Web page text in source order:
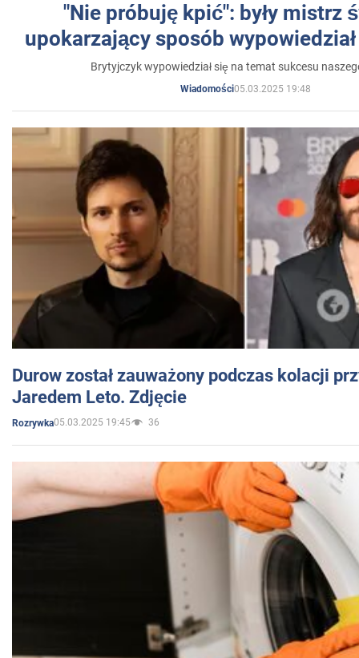
"Nie próbuję kpić": były mistrz
upokarzający sposób
Brytyjczyk wypowiedział się na temat sukcesu
Wiadomości05.03.2025 19:48
Durow został zauważony podczas kolacji
Jaredem Leto. Zdjęcie
Rozrywka05.03.2025 19:45 36